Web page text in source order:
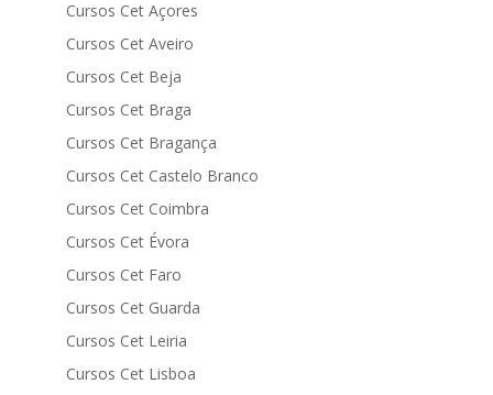
Cursos Cet Açores
Cursos Cet Aveiro
Cursos Cet Beja
Cursos Cet Braga
Cursos Cet Bragança
Cursos Cet Castelo Branco
Cursos Cet Coimbra
Cursos Cet Évora
Cursos Cet Faro
Cursos Cet Guarda
Cursos Cet Leiria
Cursos Cet Lisboa